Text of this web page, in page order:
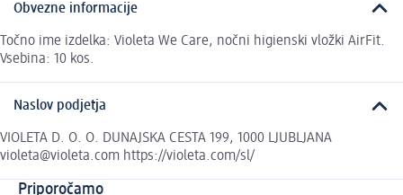
Obvezne informacije
Točno ime izdelka: Violeta We Care, nočni higienski vložki AirFit.
Vsebina: 10 kos.
Naslov podjetja
VIOLETA D. O. O. DUNAJSKA CESTA 199, 1000 LJUBLJANA
violeta@violeta.com https://violeta.com/sl/
Priporočamo